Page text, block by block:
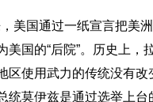
美国通过一纸宣言把美
美国的“后院”。历史上
区使用武力的传统没有
统莫伊兹是通过选举上